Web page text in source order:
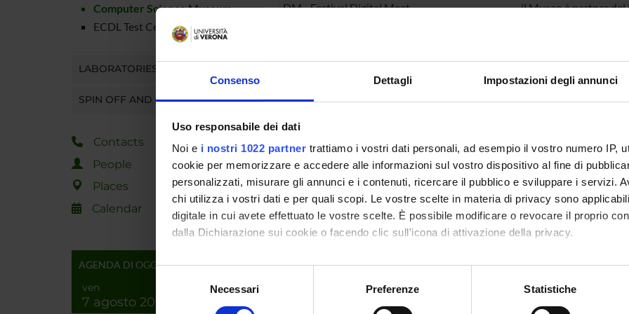
Consenso Dettagli Impostazioni degli annunci
Uso responsabile dei dati
Noi e i nostri 1022 partner trattiamo i vostri dati personali, ad esempio il vostro numero IP,
cookie per memorizzare e accedere alle informazioni sul vostro dispositivo al fine di
personalizzati, misurare gli annunci e i contenuti, ricercare il pubblico e sviluppare i servizi.
chi utilizza i vostri dati e per quali scopi. Le vostre scelte in materia di privacy sono
digitale in cui avete effettuato le vostre scelte. È possibile modificare o revocare il proprio
dalla Dichiarazione sui cookie o facendo clic sull'icona di attivazione della privacy.
Con il tuo consenso, vorremmo anche:
raccogliere informazioni sulla tua posizione geografica, con un'approssimazione di
Necessari Preferenze Statistiche
Computer Science Museum
ECDL Test Center
LABORATORIES
SPIN OFF AND COMPANIES
Contacts
People
Places
Calendar
AGENDA DI OGGI
ven
7 agosto 2026
DM - Festival Digital Meet
il Museo è partner del
eventi che
guidate e contest, e
FdS Verona, Festival della Scienza di Verona
Il Museo collabora
Peek&Poke basato
a tutti.
MuPIn - Museo Piemontese dell'Informatica
Collaborazione col
promozione di eventi
portata nazionale,
Bit Of History)